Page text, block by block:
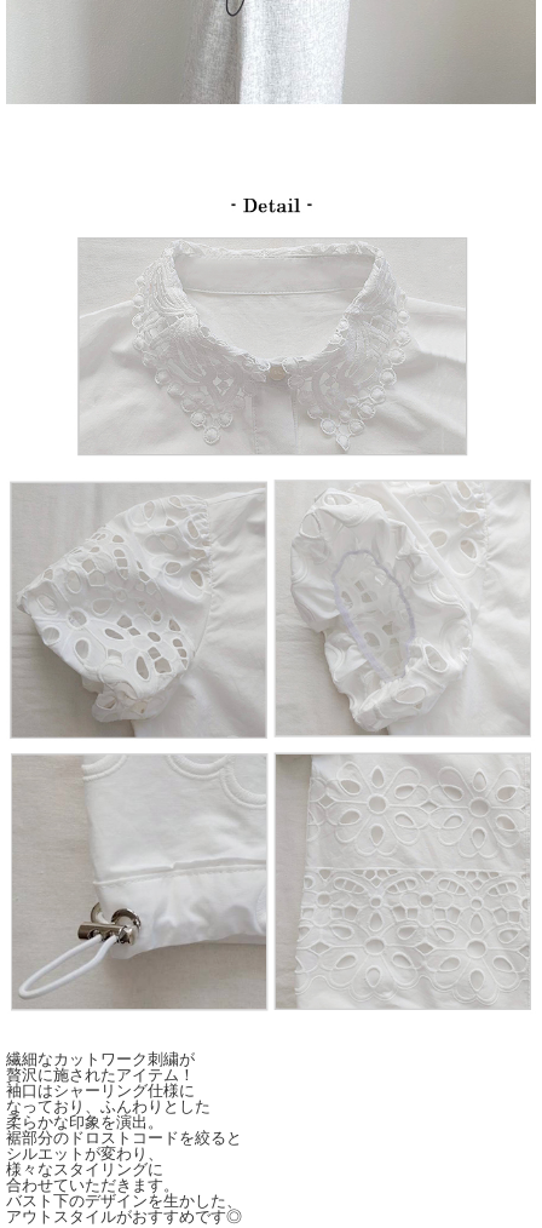
繊細なカットワーク刺繍が
贅沢に施されたアイテム！
袖口はシャーリング仕様に
なっており、ふんわりとした
柔らかな印象を演出。
裾部分のドロストコードを絞ると
シルエットが変わり、
様々なスタイリングに
合わせていただきます。
バスト下のデザインを生かした、
アウトスタイルがおすすめです◎